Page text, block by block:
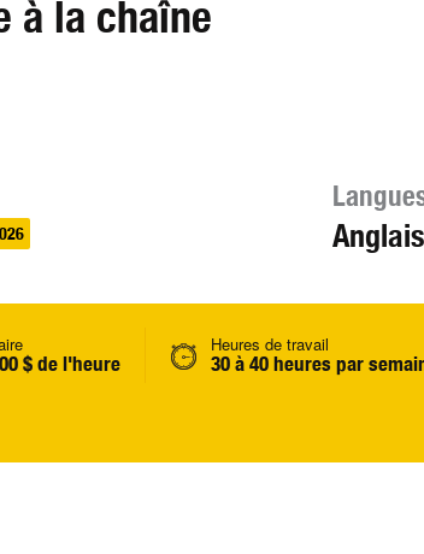
à la chaîne
Anglais
$ de l'heure
Heures de travail
30 à 40 heures par